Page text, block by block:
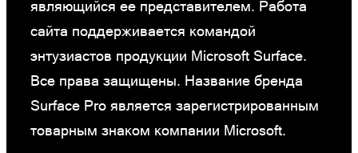
являющийся ее представителем. Работа
сайта поддерживается командой
энтузиастов продукции Microsoft Surface.
Все права защищены. Название бренда
Surface Pro является зарегистрированным
товарным знаком компании Microsoft.